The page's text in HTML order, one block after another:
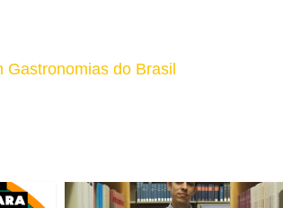
do Brasil